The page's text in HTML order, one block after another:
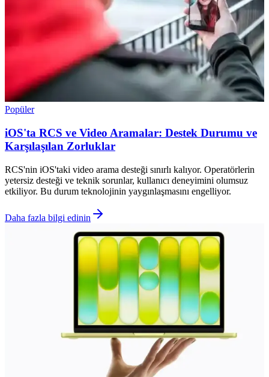
Popüler
iOS'ta RCS ve Video Aramalar: Destek Durumu ve
Karşılaşılan Zorluklar
RCS'nin iOS'taki video arama desteği sınırlı kalıyor. Operatörlerin
yetersiz desteği ve teknik sorunlar, kullanıcı deneyimini olumsuz
etkiliyor. Bu durum teknolojinin yaygınlaşmasını engelliyor.
Daha fazla bilgi edinin